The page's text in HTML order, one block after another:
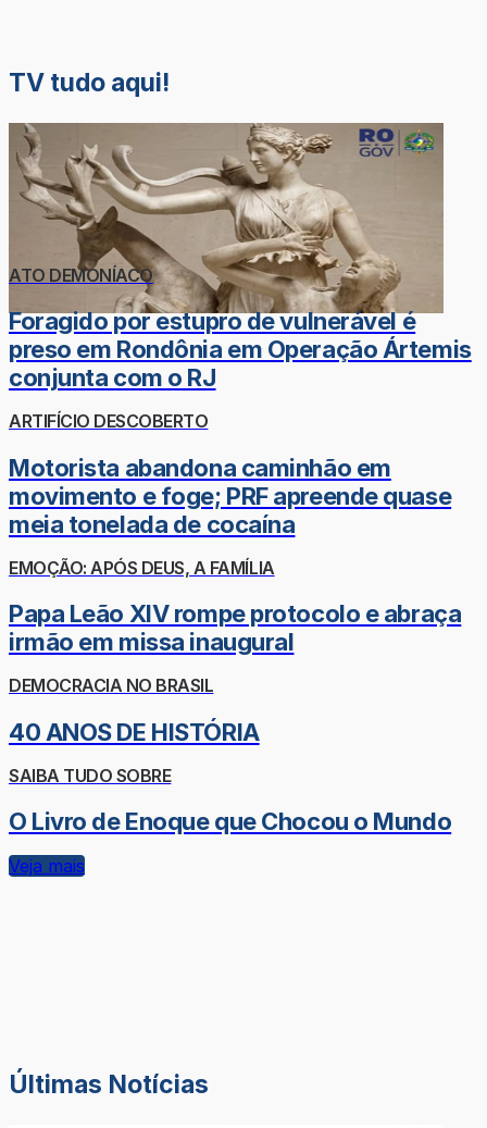
TV tudo aqui!
ATO DEMONÍACO
Foragido por estupro de vulnerável é
preso em Rondônia em Operação Ártemis
conjunta com o RJ
ARTIFÍCIO DESCOBERTO
Motorista abandona caminhão em
movimento e foge; PRF apreende quase
meia tonelada de cocaína
EMOÇÃO: APÓS DEUS, A FAMÍLIA
Papa Leão XIV rompe protocolo e abraça
irmão em missa inaugural
DEMOCRACIA NO BRASIL
40 ANOS DE HISTÓRIA
SAIBA TUDO SOBRE
O Livro de Enoque que Chocou o Mundo
Veja mais
Últimas Notícias